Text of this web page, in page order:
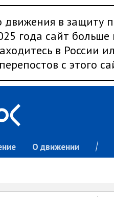
в защиту
года сайт больше
в России
с этого
О движении